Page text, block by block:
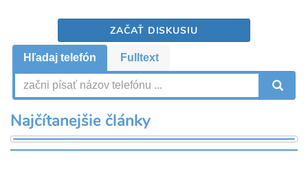
ZAČAŤ DISKUSIU
Hľadaj telefón Fulltext
Najčítanejšie články